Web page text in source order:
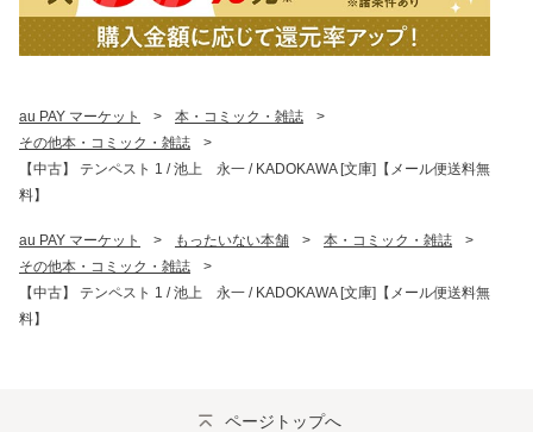
au PAY マーケット > 本・コミック・雑誌
>
その他本・コミック・雑誌
>
【中古】 テンペスト 1 / 池上 永一 / KADOKAWA [文庫]【メール便送料無
料】
au PAY マーケット > もったいない本舗 > 本・コミック・雑誌
>
その他本・コミック・雑誌
>
【中古】 テンペスト 1 / 池上 永一 / KADOKAWA [文庫]【メール便送料無
料】
ページトップへ